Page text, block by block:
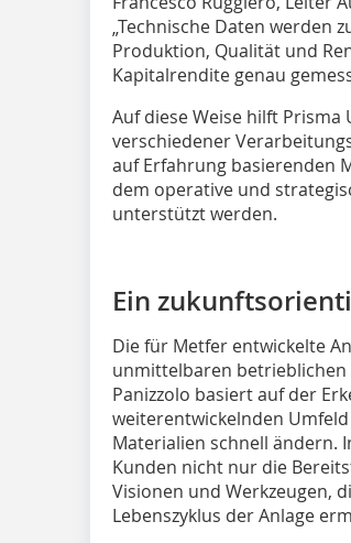
„Technische Daten werden
Produktion, Qualität und
Kapitalrendite genau
Auf diese Weise hilft
verschiedener
auf Erfahrung basierenden
dem operative und
unterstützt werden.
Ein
Die für Metfer entwickelte
unmittelbaren betrieblichen
Panizzolo basiert auf der
weiterentwickelnden
Materialien schnell ändern.
Kunden nicht nur die
Visionen und Werkzeugen,
Lebenszyklus der Anlage